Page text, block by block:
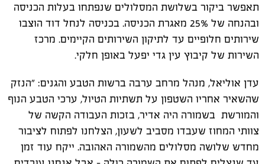
תאפשר ביקור בשלושת המסלולים שנפתחו בעלות הכניסה
ובהנחה של 25% מאגרת הכניסה. בכניסה לנחל דוד הוצבו
שירותים חלופיים עד לתיקון השירותים הקיימים. מרכז
השירות של קיבוץ עין גדי יפעל באופן חלקי.
עדן אוליאל, מנהל מרחב ערבה ברשות הטבע והגנים: "הנזק
שהשאיר אחריו השטפון על תשתיות הטיול, ערכי הטבע הנוף
והמורשת בשמורה היה אדיר, בזכות העבודה הקשה של
צוותי המחוז שעבדו מסביב לשעון, הצלחנו לפתוח לציבור
מחדש שלושה מסלולים מהשמורה האהובה. ייקח עוד זמן